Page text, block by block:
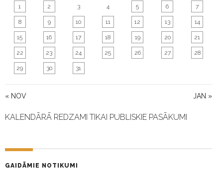
« NOV JAN »
1 2 3 4 5 6 7
8 9 10 11 12 13 14
15 16 17 18 19 20 21
22 23 24 25 26 27 28
29 30 31
KALENDĀRĀ REDZAMI TIKAI PUBLISKIE PASĀKUMI
GAIDĀMIE NOTIKUMI